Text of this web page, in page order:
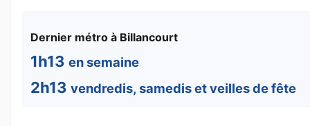
Dernier métro à Billancourt
1h13 en semaine
2h13 vendredis, samedis et veilles de fête